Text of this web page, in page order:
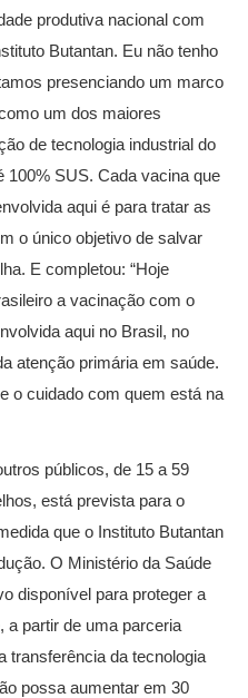
produtiva nacional com
Butantan. Eu não tenho
presenciando um marco
um dos maiores
de tecnologia industrial do
100% SUS. Cada vacina que
aqui é para tratar as
o único objetivo de salvar
E completou: “Hoje
a vacinação com o
aqui no Brasil, no
atenção primária em saúde.
o cuidado com quem está na
públicos, de 15 a 59
está prevista para o
que o Instituto Butantan
O Ministério da Saúde
disponível para proteger a
a partir de uma parceria
transferência da tecnologia
possa aumentar em 30